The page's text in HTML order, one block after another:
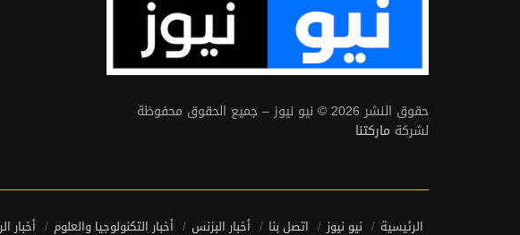
حقوق النشر 2026 © نيو نيوز – جميع الحقوق محفوظة
لشركة ماركتنا
الرئيسية نيو نيوز اتصل بنا أخبار البزنس أخبار التكنولوجيا والعلوم أخبار